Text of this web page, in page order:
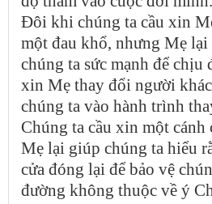
Đôi khi chúng ta cầu xin
một đau khổ, nhưng Mẹ
chúng ta sức mạnh để chịu
xin Mẹ thay đổi người
chúng ta vào hành trình
Chúng ta cầu xin một cánh
Mẹ lại giúp chúng ta hiểu
cửa đóng lại để bảo vệ
đường không thuộc về ý